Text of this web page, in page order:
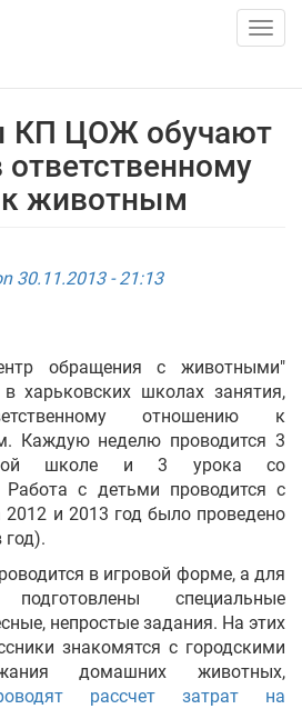
Укр
КП ЦОЖ обучают
животным
30.11.2013 - 21:13
обращения с животными"
харьковских школах занятия,
отношению к
Каждую неделю проводится 3
школе и 3 урока со
Работа с детьми проводится с
2012 и 2013 год было проведено
год).
в игровой форме, а для
специальные
непростые задания. На этих
знакомятся с городскими
домашних животных,
рассчет затрат на